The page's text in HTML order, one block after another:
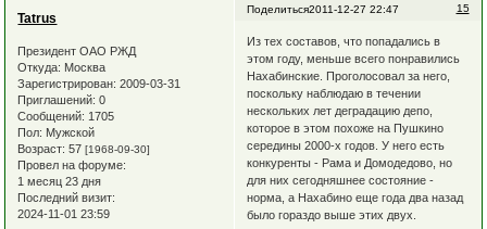
Поделиться 15
2011-12-27 22:47
Tatrus
Президент ОАО РЖД
Откуда: Москва
Зарегистрирован: 2009-03-31
Приглашений: 0
Сообщений: 1705
Пол: Мужской
Возраст: 57[1968-09-30]
Провел на форуме:
1 месяц 23 дня
Последний визит:
2024-11-01 23:59
Из тех составов, что попадались в
этом году, меньше всего понравились
Нахабинские. Проголосовал за него,
поскольку наблюдаю в течении
нескольких лет деградацию депо,
которое в этом похоже на Пушкино
середины 2000-х годов. У него есть
конкуренты - Рама и Домодедово, но
для них сегодняшнее состояние -
норма, а Нахабино еще года два назад
было гораздо выше этих двух.